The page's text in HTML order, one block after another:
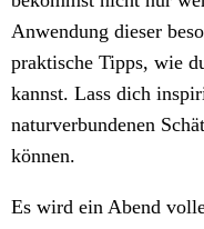
Anwendung dieser
praktische Tipps, wie
kannst. Lass dich
naturverbundenen
können.
Es wird ein Abend